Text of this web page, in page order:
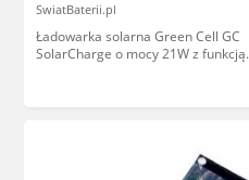
SwiatBaterii.pl
Ładowarka solarna Green Cell GC
SolarCharge o mocy 21W z funkcją